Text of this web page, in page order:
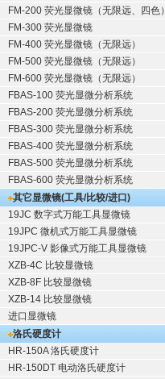
FM-200 荧光显微镜（无限远、四色）
FM-300 荧光显微镜
FM-400 荧光显微镜（无限远）
FM-500 荧光显微镜（无限远）
FM-600 荧光显微镜（无限远）
FBAS-100 荧光显微分析系统
FBAS-200 荧光显微分析系统
FBAS-300 荧光显微分析系统
FBAS-400 荧光显微分析系统
FBAS-500 荧光显微分析系统
FBAS-600 荧光显微分析系统
其它显微镜(工具/比较/进口)
19JC 数字式万能工具显微镜
19JPC 微机式万能工具显微镜
19JPC-V 影像式万能工具显微镜
XZB-4C 比较显微镜
XZB-8F 比较显微镜
XZB-14 比较显微镜
进口显微镜
洛氏硬度计
HR-150A 洛氏硬度计
HR-150DT 电动洛氏硬度计